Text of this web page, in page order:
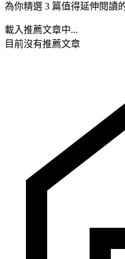
為你精選 3 篇值得延伸閱讀
載入推薦文章中...
目前沒有推薦文章